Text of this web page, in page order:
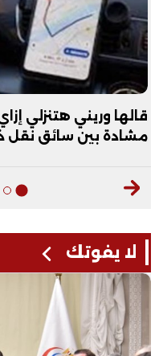
قالها وريني هتنزلي
مشادة بين سائق نقل
لا يفوتك